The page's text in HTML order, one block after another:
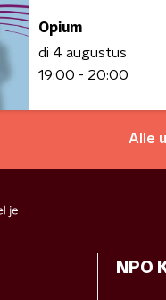
Opium
di 4 augustus
19:00 - 20:00
Alle
NPO